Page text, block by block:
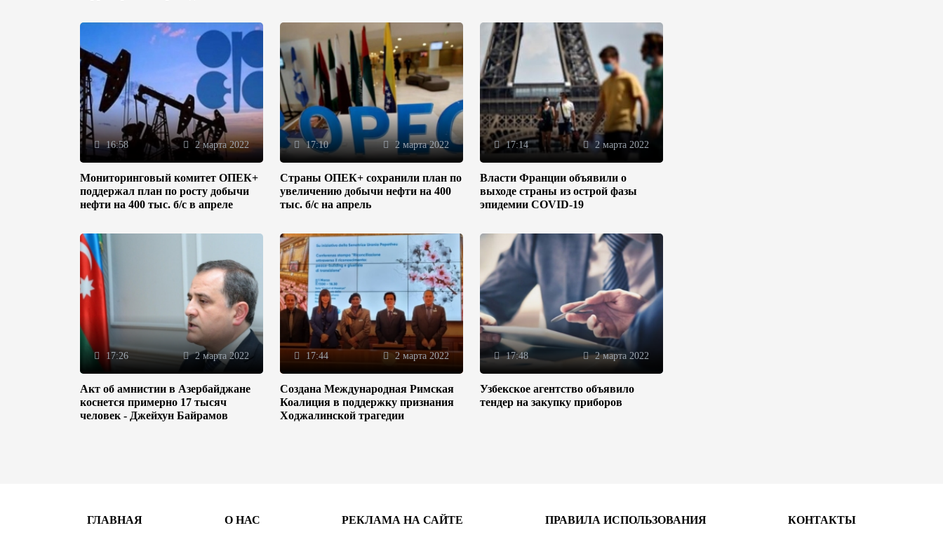
16:58 2 марта 2022
Мониторинговый комитет ОПЕК+
поддержал план по росту добычи
нефти на 400 тыс. б/с в апреле
17:10 2 марта 2022
Страны ОПЕК+ сохранили план по
увеличению добычи нефти на 400
тыс. б/с на апрель
17:14 2 марта 2022
Власти Франции объявили о
выходе страны из острой фазы
эпидемии COVID-19
17:26 2 марта 2022
Акт об амнистии в Азербайджане
коснется примерно 17 тысяч
человек - Джейхун Байрамов
17:44 2 марта 2022
Создана Международная Римская
Коалиция в поддержку признания
Ходжалинской трагедии
17:48 2 марта 2022
Узбекское агентство объявило
тендер на закупку приборов
действий и возобновлении
ГЛАВНАЯ О НАС РЕКЛАМА НА САЙТЕ ПРАВИЛА ИСПОЛЬЗОВАНИЯ КОНТАКТЫ